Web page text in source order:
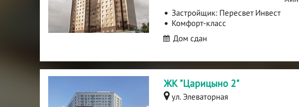
Застройщик: Пересвет Инвест
Комфорт-класс
Дом сдан
ЖК "Царицыно 2"
ул. Элеваторная